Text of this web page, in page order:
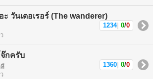
ะ วันเดอเรอร์ (The wanderer)
1234| 0/0
จ๊กครับ
1360 0/0